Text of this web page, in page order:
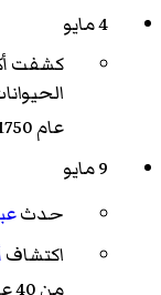
4 مايو
كشفت
عام 1750.
9 مايو
حدث
اكتشاف